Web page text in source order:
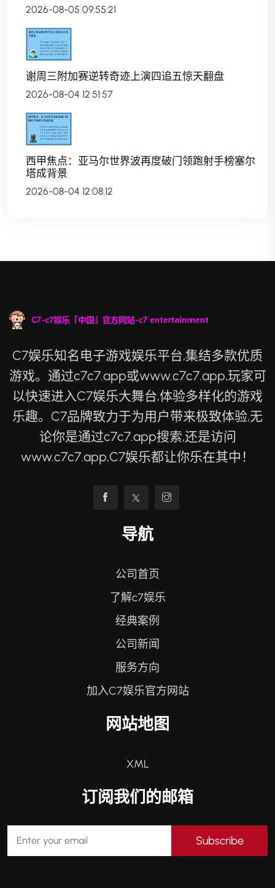
2026-08-05 09:55:21
谢周三附加赛逆转奇迹上演四追五惊天翻盘
2026-08-04 12:51:57
西甲焦点：亚马尔世界波再度破门领跑射手榜塞尔
塔成背景
2026-08-04 12:08:12
C7娱乐知名电子游戏娱乐平台,集结多款优质
游戏。通过c7c7.app或www.c7c7.app,玩家可
以快速进入C7娱乐大舞台,体验多样化的游戏
乐趣。C7品牌致力于为用户带来极致体验,无
论你是通过c7c7.app搜索,还是访问
www.c7c7.app,C7娱乐都让你乐在其中！
导航
公司首页
了解c7娱乐
经典案例
公司新闻
服务方向
加入C7娱乐官方网站
网站地图
XML
订阅我们的邮箱
Subscribe